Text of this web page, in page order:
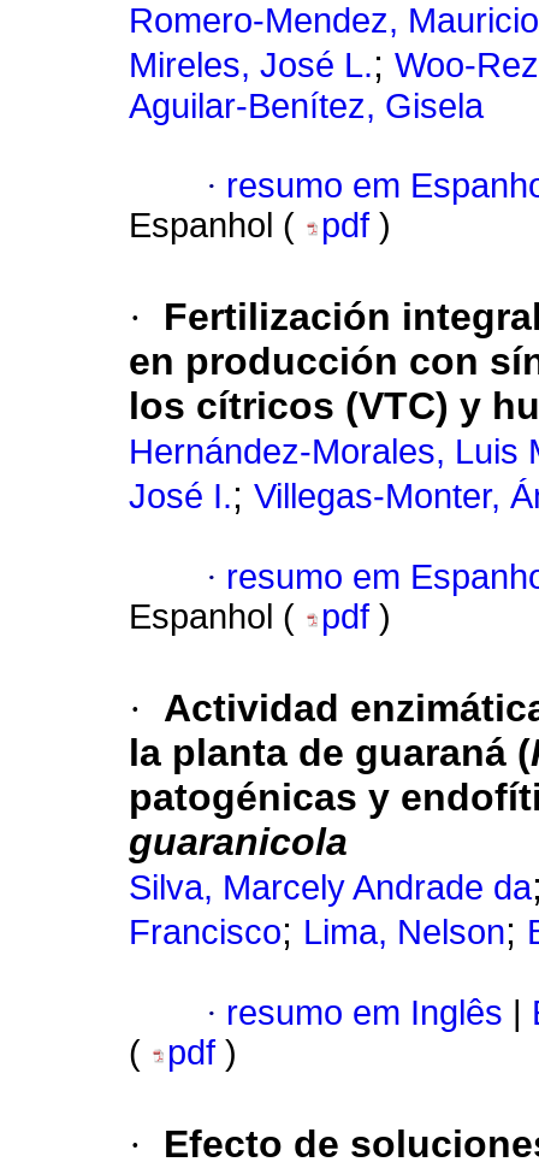
Romero-Mendez,
Mireles, José L.; Woo-
Aguilar-Benítez, Gisela
· resumo em
Espanhol (
pdf )
·
Fertilización
en producción con
los cítricos (VTC) y
Hernández-Morales, Luis
José I.; Villegas-Monter,
· resumo em
Espanhol (
pdf )
·
Actividad
la planta de guaraná (
patogénicas y
guaranicola
Silva, Marcely Andrade da
Francisco; Lima, Nelson;
· resumo em Inglês
(
pdf )
· Efecto de